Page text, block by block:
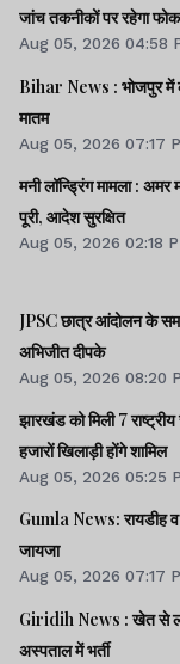
जांच तकनीकों पर रहेगा
Aug 05, 2026 04:58
Bihar News : भोजपुर में
मातम
Aug 05, 2026 07:17
मनी लॉन्ड्रिंग मामला : अमर
पूरी, आदेश सुरक्षित
Aug 05, 2026 02:18
JPSC छात्र आंदोलन के
अभिजीत दीपके
Aug 05, 2026 08:20
झारखंड को मिली 7
हजारों खिलाड़ी होंगे शामिल
Aug 05, 2026 05:25
Gumla News: रायडीह व
जायजा
Aug 05, 2026 07:17
Giridih News : खेत से
अस्पताल में भर्ती